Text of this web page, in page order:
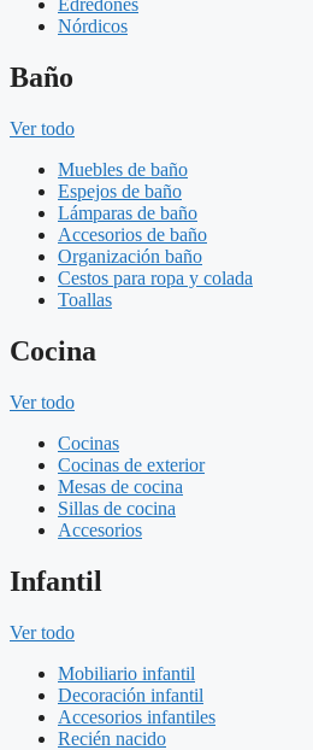
Edredones
Nórdicos
Baño
Ver todo
Muebles de baño
Espejos de baño
Lámparas de baño
Accesorios de baño
Organización baño
Cestos para ropa y colada
Toallas
Cocina
Ver todo
Cocinas
Cocinas de exterior
Mesas de cocina
Sillas de cocina
Accesorios
Infantil
Ver todo
Mobiliario infantil
Decoración infantil
Accesorios infantiles
Recién nacido